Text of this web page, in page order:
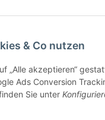
& Co nutzen
„Alle akzeptieren“
Ads Conversion
Sie unter